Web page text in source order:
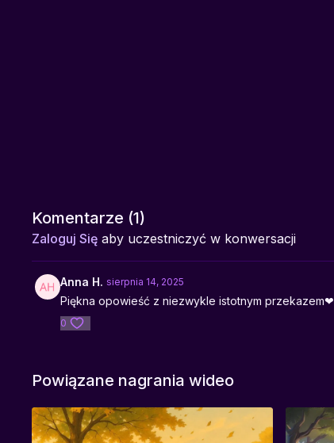
Komentarze (1)
Zaloguj Się aby uczestniczyć w konwersacji
Anna H. sierpnia 14, 2025
Piękna opowieść z niezwykle istotnym przekazem❤
0
Powiązane nagrania wideo